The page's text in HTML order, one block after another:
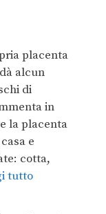
placenta
alcun
di
in
la placenta
e
cotta,
tutto